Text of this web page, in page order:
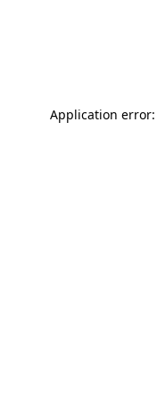
Application